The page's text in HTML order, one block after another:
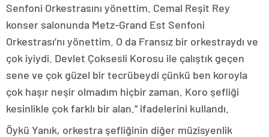
Senfoni Orkestrasını yönettim. Cemal Reşit Rey
konser salonunda Metz-Grand Est Senfoni
Orkestrası’nı yönettim. O da Fransız bir orkestraydı ve
çok iyiydi. Devlet Çoksesli Korosu ile çalıştık geçen
sene ve çok güzel bir tecrübeydi çünkü ben koroyla
çok haşır neşir olmadım hiçbir zaman. Koro şefliği
kesinlikle çok farklı bir alan.” ifadelerini kullandı.
Öykü Yanık, orkestra şefliğinin diğer müzisyenlik